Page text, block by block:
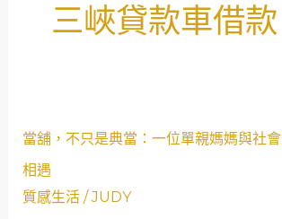
三峽貸款車借款
當舖，不只是典當：一位單親媽媽與社
相遇
質感生活/JUDY
當
只